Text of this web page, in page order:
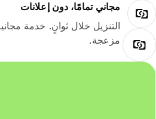
مجاني تمامًا، دون إعلانات
التنزيل خلال ثوانٍ. خدمة
مزعجة.